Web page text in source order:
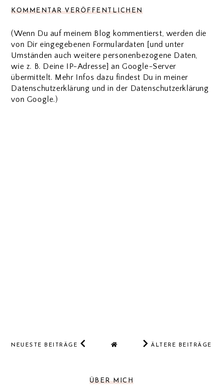
KOMMENTAR VERÖFFENTLICHEN
(Wenn Du auf meinem Blog kommentierst, werden die
von Dir eingegebenen Formulardaten [und unter
Umständen auch weitere personenbezogene Daten,
wie z. B. Deine IP-Adresse] an Google-Server
übermittelt. Mehr Infos dazu findest Du in meiner
Datenschutzerklärung und in der Datenschutzerklärung
von Google.)
NEUESTE BEITRÄGE ÄLTERE BEITRÄGE
ÜBER MICH